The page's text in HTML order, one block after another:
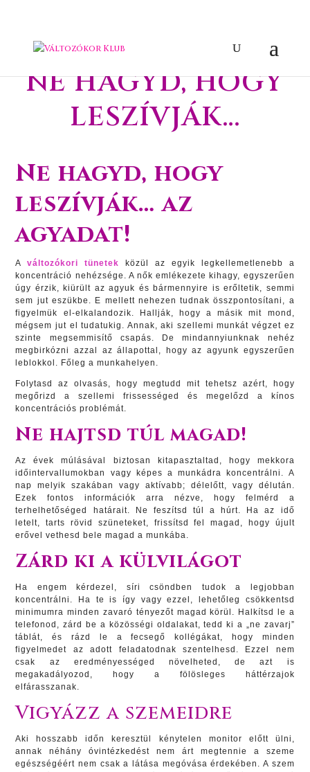
NE HAGYD, HOGY
LESZÍVJÁK…
Ne hagyd, hogy
leszívják… az
agyadat!
Aváltozókori tünetek közül az egyik legkellemetlenebb a
koncentráció nehézsége. A nők emlékezete kihagy, egyszerűen
úgy érzik, kiürült az agyuk és bármennyire is erőltetik, semmi
sem jut eszükbe. E mellett nehezen tudnak összpontosítani, a
figyelmük el-elkalandozik. Hallják, hogy a másik mit mond,
mégsem jut el tudatukig. Annak, aki szellemi munkát végzet ez
szinte megsemmisítő csapás. De mindannyiunknak nehéz
megbirkózni azzal az állapottal, hogy az agyunk egyszerűen
leblokkol. Főleg a munkahelyen.
Folytasd az olvasás, hogy megtudd mit tehetsz azért, hogy
megőrizd a szellemi frissességed és megelőzd a kínos
koncentrációs problémát.
Ne hajtsd túl magad!
Az évek múlásával biztosan kitapasztaltad, hogy mekkora
időintervallumokban vagy képes a munkádra koncentrálni. A
nap melyik szakában vagy aktívabb; délelőtt, vagy délután.
Ezek fontos információk arra nézve, hogy felmérd a
terhelhetőséged határait. Ne feszítsd túl a húrt. Ha az idő
letelt, tarts rövid szüneteket, frissítsd fel magad, hogy újult
erővel vethesd bele magad a munkába.
Zárd ki a külvilágot
Ha engem kérdezel, síri csöndben tudok a legjobban
koncentrálni. Ha te is így vagy ezzel, lehetőleg csökkentsd
minimumra minden zavaró tényezőt magad körül. Halkítsd le a
telefonod, zárd be a közösségi oldalakat, tedd ki a „ne zavarj”
táblát, és rázd le a fecsegő kollégákat, hogy minden
figyelmedet az adott feladatodnak szentelhesd. Ezzel nem
csak az eredményességed növelheted, de azt is
megakadályozod, hogy a fölösleges háttérzajok
elfárasszanak.
Vigyázz a szemeidre
Aki hosszabb időn keresztül kénytelen monitor előtt ülni,
annak néhány óvintézkedést nem árt megtennie a szeme
egészségéért nem csak a látása megóvása érdekében. A szem